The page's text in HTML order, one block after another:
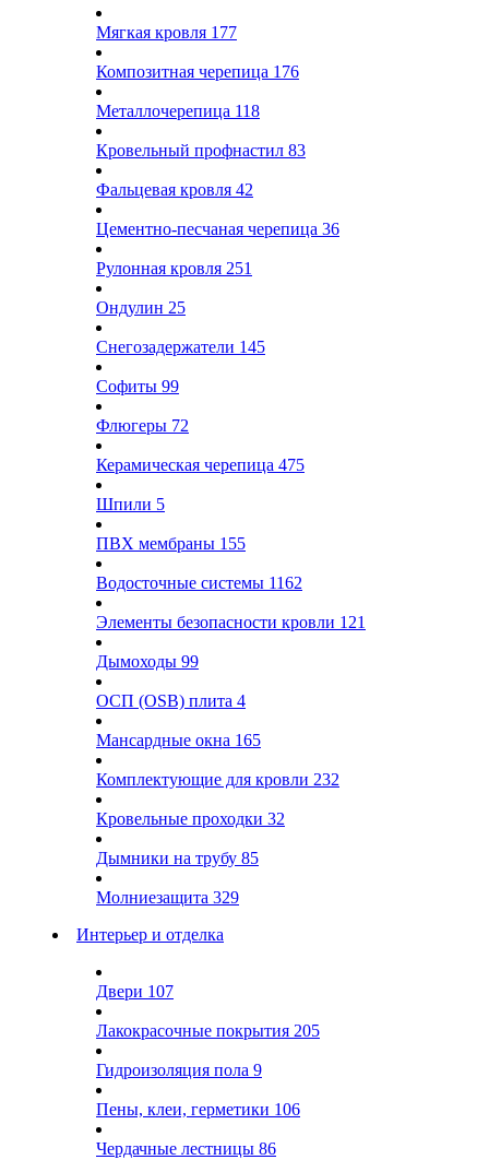
Мягкая кровля 177
Композитная черепица 176
Металлочерепица 118
Кровельный профнастил 83
Фальцевая кровля 42
Цементно-песчаная черепица 36
Рулонная кровля 251
Ондулин 25
Снегозадержатели 145
Софиты 99
Флюгеры 72
Керамическая черепица 475
Шпили 5
ПВХ мембраны 155
Водосточные системы 1162
Элементы безопасности кровли 121
Дымоходы 99
ОСП (OSB) плита 4
Мансардные окна 165
Комплектующие для кровли 232
Кровельные проходки 32
Дымники на трубу 85
Молниезащита 329
Интерьер и отделка
Двери 107
Лакокрасочные покрытия 205
Гидроизоляция пола 9
Пены, клеи, герметики 106
Чердачные лестницы 86